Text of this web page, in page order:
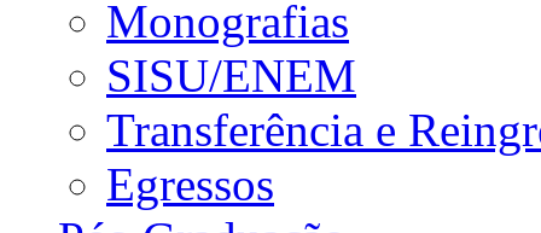
Monografias
SISU/ENEM
Transferência e
Egressos